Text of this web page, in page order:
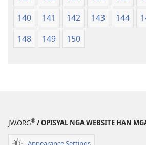
140
141 142 143 144
148
149 150
JW.ORG® / OPISYAL NGA WEBSITE HAN